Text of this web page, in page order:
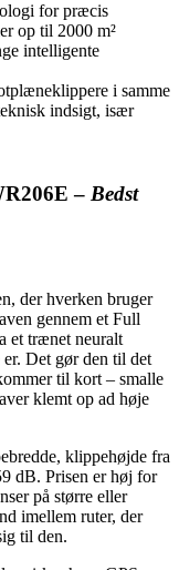
for præcis
op til 2000 m²
intelligente
i samme
indsigt, især
– Bedst
der hverken bruger
gennem et Full
et trænet neuralt
Det gør den til det
til kort – smalle
klemt op ad høje
klippehøjde fra
dB. Prisen er høj for
på større eller
imellem ruter, der
til den.